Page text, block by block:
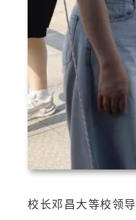
校长邓昌大等校领